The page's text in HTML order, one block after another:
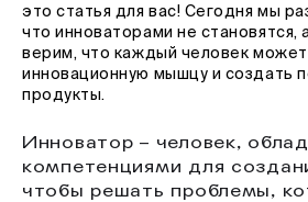
это статья для вас! Сегодня мы
что инноваторами не
верим, что каждый человек
инновационную мышцу и создать
продукты.
Инноватор – человек,
компетенциями для
чтобы решать проблемы,